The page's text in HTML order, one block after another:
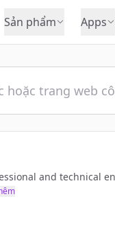
Sản phẩm Apps
and technical